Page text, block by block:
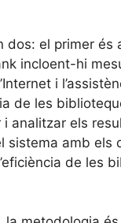
el primer és
incloent-hi
i
de les
analitzar els
sistema amb els
de les